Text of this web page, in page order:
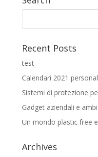
Recent Posts
test
Calendari 2021
Sistemi di protezione
Gadget aziendali e
Un mondo plastic free
Archives